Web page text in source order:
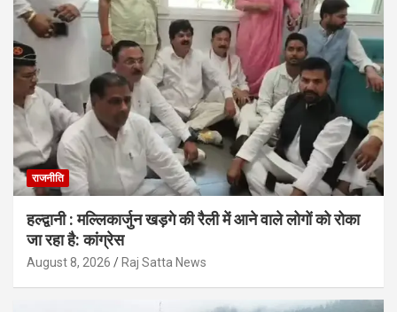
राजनीति
हल्द्वानी : मल्लिकार्जुन खड़गे की रैली में आने वाले लोगों को रोका
जा रहा है: कांग्रेस
August 8, 2026 Raj Satta News